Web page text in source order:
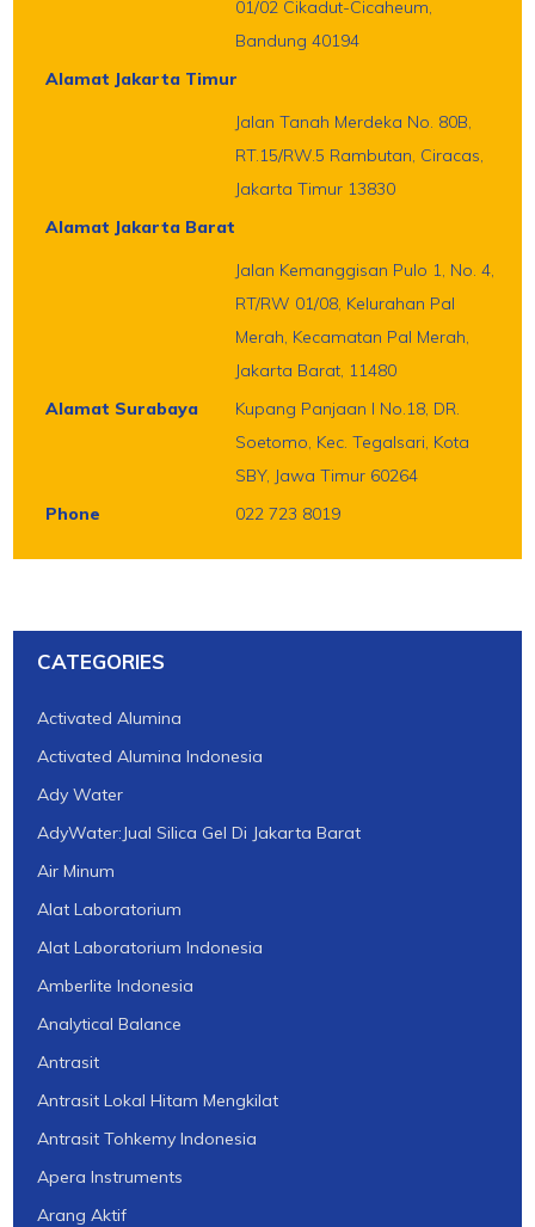
01/02 Cikadut-Cicaheum,
Bandung 40194
Alamat Jakarta Timur
Jalan Tanah Merdeka No. 80B,
RT.15/RW.5 Rambutan, Ciracas,
Jakarta Timur 13830
Alamat Jakarta Barat
Jalan Kemanggisan Pulo 1, No. 4,
RT/RW 01/08, Kelurahan Pal
Merah, Kecamatan Pal Merah,
Jakarta Barat, 11480
Alamat Surabaya
Kupang Panjaan I No.18, DR.
Soetomo, Kec. Tegalsari, Kota
SBY, Jawa Timur 60264
Phone
022 723 8019
CATEGORIES
Activated Alumina
Activated Alumina Indonesia
Ady Water
AdyWater:Jual Silica Gel Di Jakarta Barat
Air Minum
Alat Laboratorium
Alat Laboratorium Indonesia
Amberlite Indonesia
Analytical Balance
Antrasit
Antrasit Lokal Hitam Mengkilat
Antrasit Tohkemy Indonesia
Apera Instruments
Arang Aktif